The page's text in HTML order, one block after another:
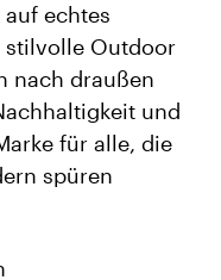
echtes
stilvolle Outdoor
nach draußen
und
für alle, die
spüren